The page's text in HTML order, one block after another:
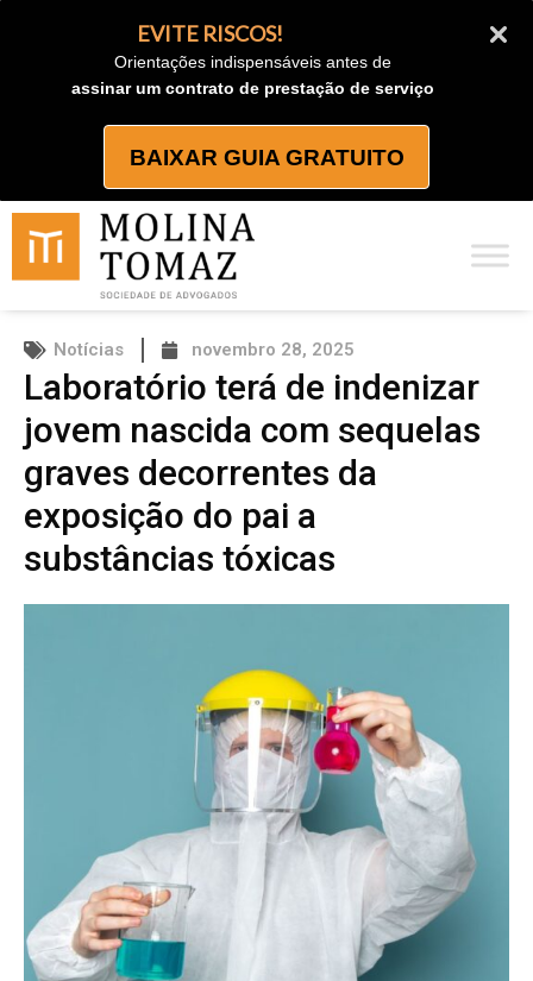
EVITE RISCOS!
Orientações indispensáveis antes de
assinar um contrato de prestação de serviço
BAIXAR GUIA GRATUITO
Notícias novembro 28, 2025
Laboratório terá de indenizar
jovem nascida com sequelas
graves decorrentes da
exposição do pai a
substâncias tóxicas